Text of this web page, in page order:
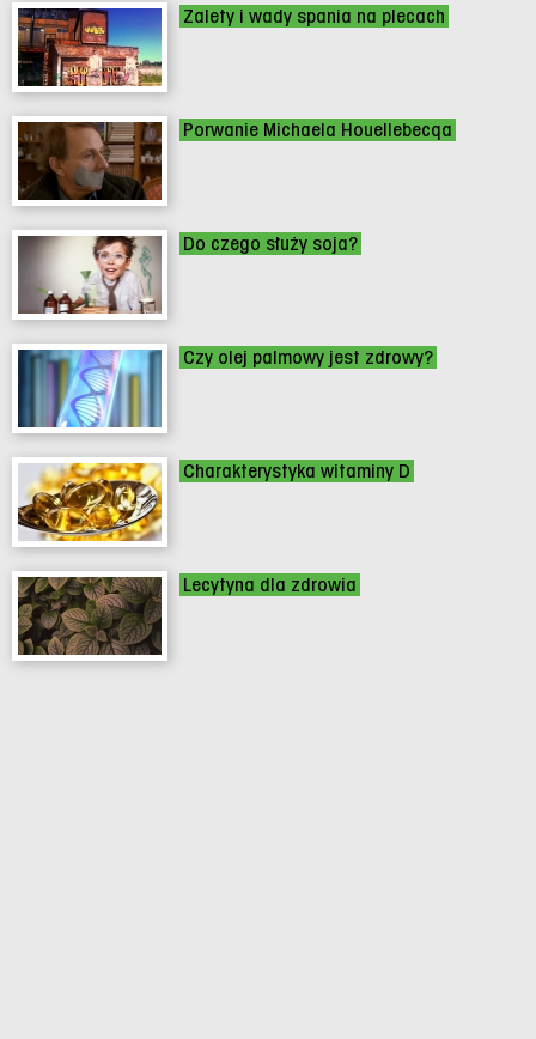
Zalety i wady spania na plecach
Porwanie Michaela Houellebecqa
Do czego służy soja?
Czy olej palmowy jest zdrowy?
Charakterystyka witaminy D
Lecytyna dla zdrowia